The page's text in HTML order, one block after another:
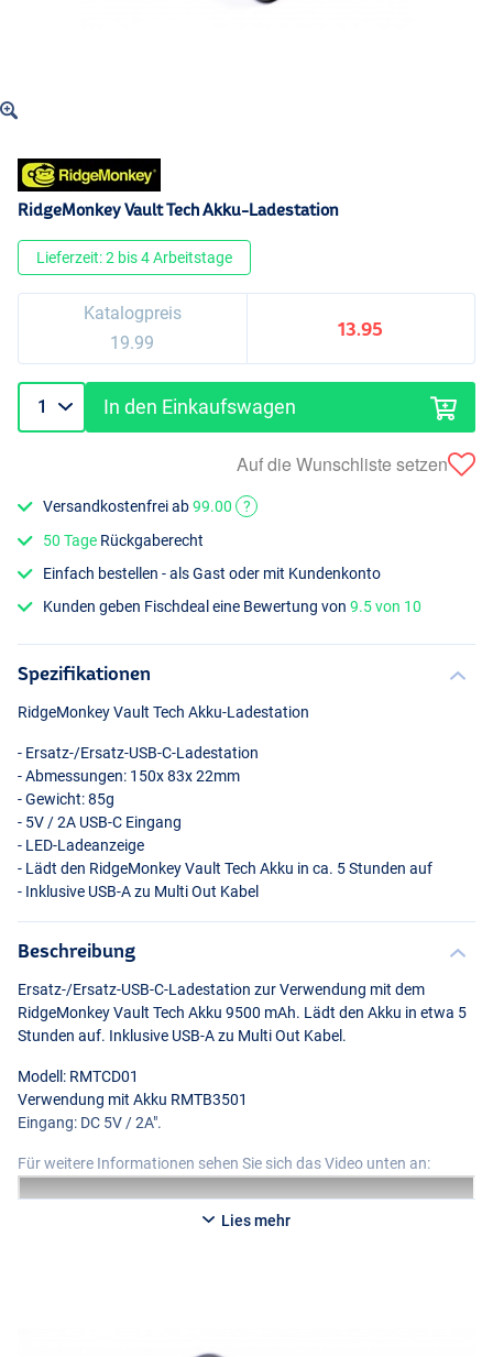
RidgeMonkey Vault Tech Akku-Ladestation
Lieferzeit: 2 bis 4 Arbeitstage
Katalogpreis
19.99
13.95
In den Einkaufswagen
Auf die Wunschliste setzen
Versandkostenfrei ab99.00
?
50 Tage Rückgaberecht
Einfach bestellen - als Gast oder mit Kundenkonto
Kunden geben Fischdeal eine Bewertung von9.5 von 10
Spezifikationen
RidgeMonkey Vault Tech Akku-Ladestation
- Ersatz-/Ersatz-USB-C-Ladestation
- Abmessungen: 150x 83x 22mm
- Gewicht: 85g
- 5V / 2A USB-C Eingang
- LED-Ladeanzeige
- Lädt den RidgeMonkey Vault Tech Akku in ca. 5 Stunden auf
- Inklusive USB-A zu Multi Out Kabel
Beschreibung
Ersatz-/Ersatz-USB-C-Ladestation zur Verwendung mit dem
RidgeMonkey Vault Tech Akku 9500 mAh. Lädt den Akku in etwa 5
Stunden auf. Inklusive USB-A zu Multi Out Kabel.
Modell: RMTCD01
Verwendung mit Akku RMTB3501
Eingang: DC 5V / 2A".
Für weitere Informationen sehen Sie sich das Video unten an:
Lies mehr